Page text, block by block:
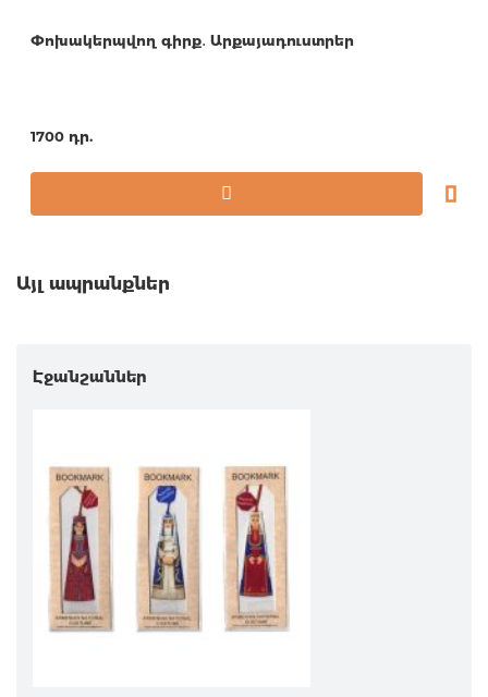
Փոխակերպվող գիրք․ Արքայադուստրեր
1700 դր.
Այլ ապրանքներ
Էջանշաններ